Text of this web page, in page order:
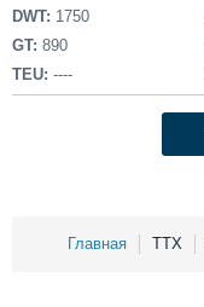
Пульс
Новости
Компании
Репутация
DWT: 1750
GT: 890
TEU: ----
Главная ТТХ